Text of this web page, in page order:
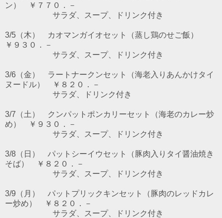
ン） ￥７７０．－
サラダ、スープ、ドリンク付き
3/5（木） カオマンガイオセット（蒸し鶏のせご飯）
￥９３０．－
サラダ、スープ、ドリンク付き
3/6（金） ラートナークンセット（海老入りあんかけタイ
ヌードル） ￥８２０．－
サラダ、ドリンク付き
3/7（土） クンパットポンカリーセット（海老のカレー炒
め） ￥９３０．－
サラダ、スープ、ドリンク付き
3/8（日） パットシーイウセット（豚肉入りタイ醤油焼き
そば） ￥８２０．－
サラダ、スープ、ドリンク付き
3/9（月） パットプリックキンセット（豚肉のレッドカレ
ー炒め） ￥８２０．－
サラダ、スープ、ドリンク付き